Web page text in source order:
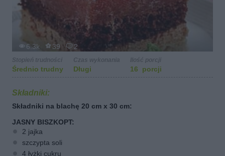
6.3k 39 2
Średnio trudny Długi 16 porcji
Składniki:
Składniki na blachę 20 cm x 30 cm:
JASNY BISZKOPT:
2 jajka
szczypta soli
4 łyżki cukru